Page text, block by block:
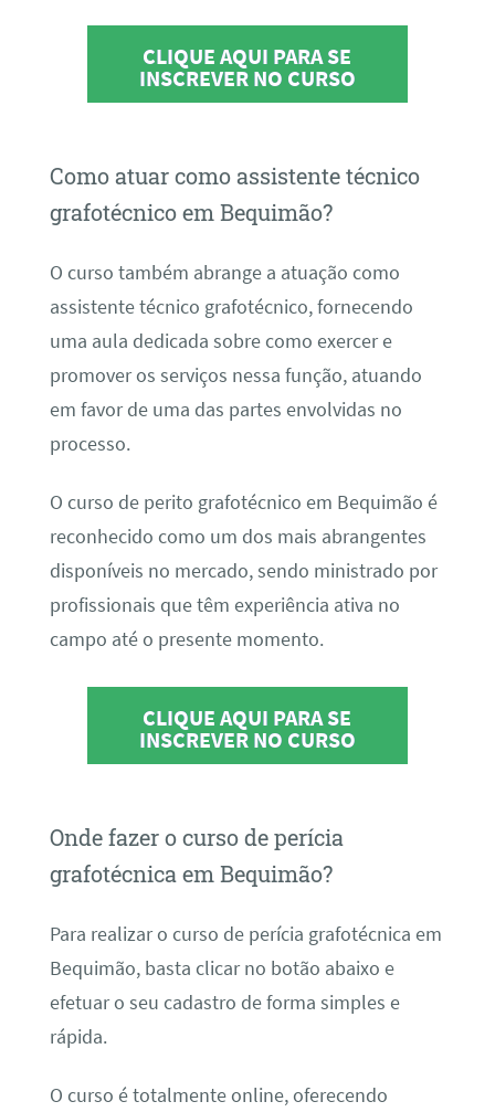
CLIQUE AQUI PARA SE
INSCREVER NO CURSO
Como atuar como assistente técnico
grafotécnico em Bequimão?
O curso também abrange a atuação como
assistente técnico grafotécnico, fornecendo
uma aula dedicada sobre como exercer e
promover os serviços nessa função, atuando
em favor de uma das partes envolvidas no
processo.
O curso de perito grafotécnico em Bequimão é
reconhecido como um dos mais abrangentes
disponíveis no mercado, sendo ministrado por
profissionais que têm experiência ativa no
campo até o presente momento.
CLIQUE AQUI PARA SE
INSCREVER NO CURSO
Onde fazer o curso de perícia
grafotécnica em Bequimão?
Para realizar o curso de perícia grafotécnica em
Bequimão, basta clicar no botão abaixo e
efetuar o seu cadastro de forma simples e
rápida.
O curso é totalmente online, oferecendo